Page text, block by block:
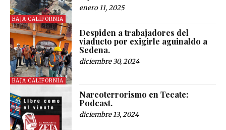
BAJA CALIFORNIA
enero 11, 2025
BAJA CALIFORNIA
Despiden a trabajadores del
viaducto por exigirle aguinaldo a
Sedena.
diciembre 30, 2024
Narcoterrorismo en Tecate:
Podcast.
diciembre 13, 2024